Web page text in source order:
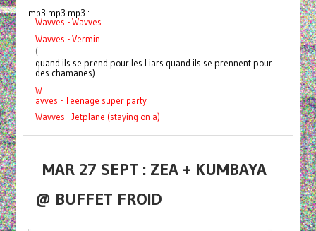
mp3 mp3 mp3 :
Wavves - Wavves
Wavves - Vermin
(
quand ils se prend pour les Liars quand ils se prennent pour
des chamanes)
W
avves - Teenage super party
Wavves - Jetplane (staying on a)
MAR 27 SEPT : ZEA + KUMBAYA
@ BUFFET FROID